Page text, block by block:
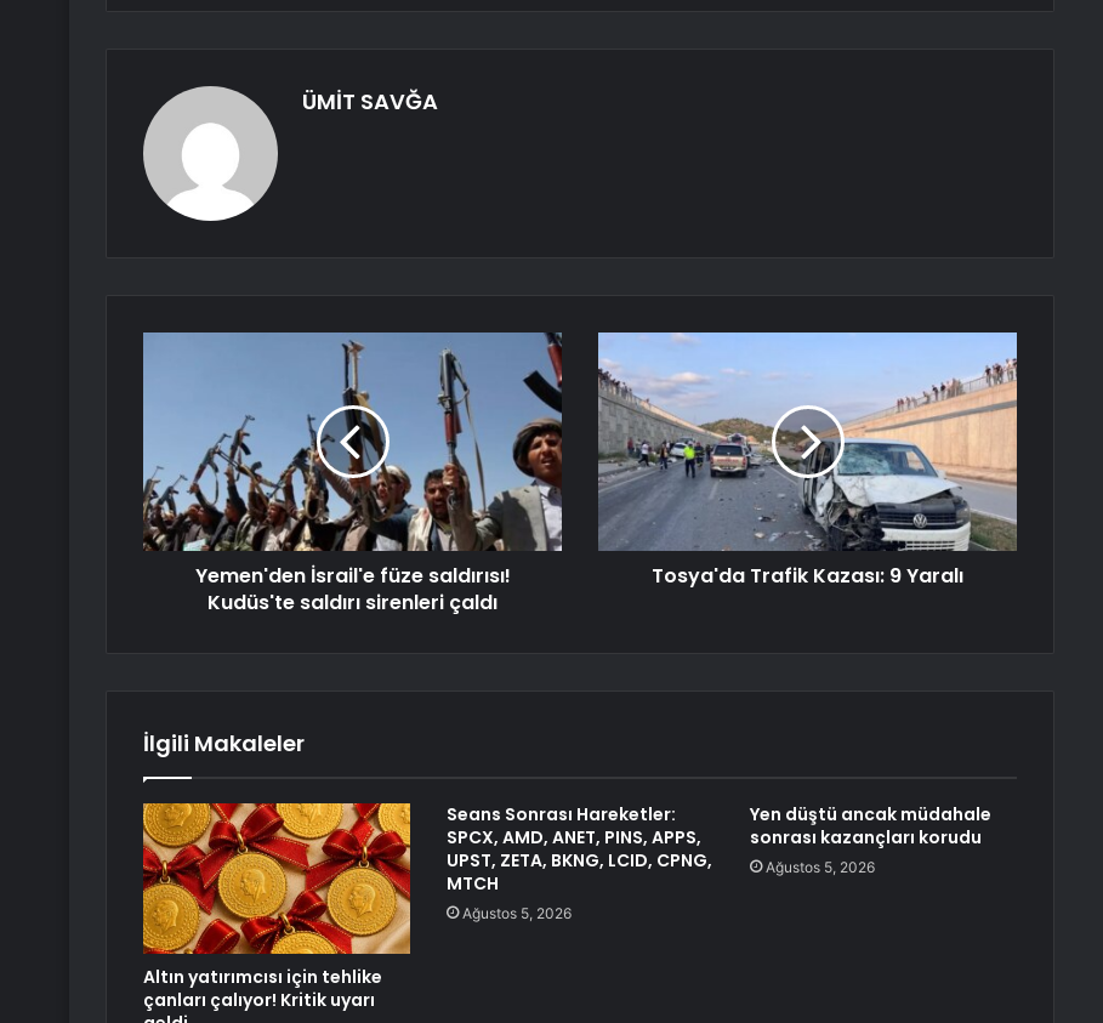
ÜMİT SAVĞA
Yemen'den İsrail'e füze saldırısı!
Kudüs'te saldırı sirenleri çaldı
Tosya'da Trafik Kazası: 9 Yaralı
İlgili Makaleler
Altın yatırımcısı için tehlike
çanları çalıyor! Kritik uyarı
Seans Sonrası Hareketler:
SPCX, AMD, ANET, PINS, APPS,
UPST, ZETA, BKNG, LCID, CPNG,
MTCH
Ağustos 5, 2026
Yen düştü ancak müdahale
sonrası kazançları korudu
Ağustos 5, 2026